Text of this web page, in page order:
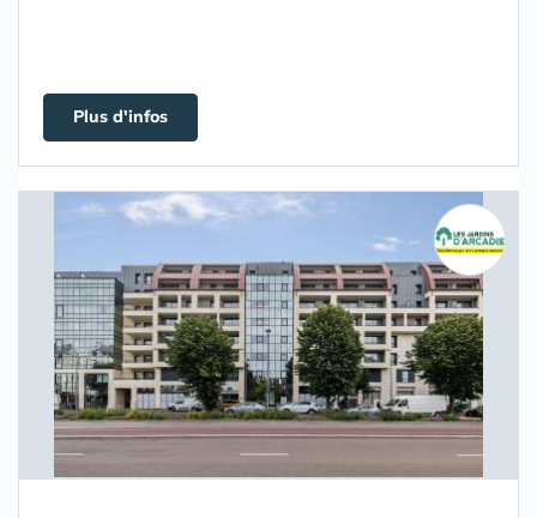
Plus d'infos